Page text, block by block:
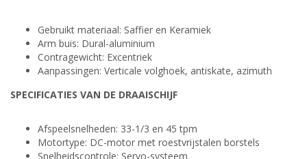
Gebruikt materiaal: Saffier en Keramiek
Arm buis: Dural-aluminium
Contragewicht: Excentriek
Aanpassingen: Verticale volghoek, antiskate, azimuth
SPECIFICATIES VAN DE DRAAISCHIJF
Afspeelsnelheden: 33-1/3 en 45 tpm
Motortype: DC-motor met roestvrijstalen borstels
Snelheidscontrole: Servo-systeem